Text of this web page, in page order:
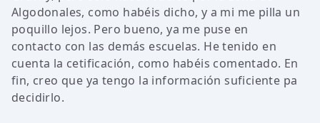
Algodonales, como habéis dicho, y a mi me pilla un
poquillo lejos. Pero bueno, ya me puse en
contacto con las demás escuelas. He tenido en
cuenta la cetificación, como habéis comentado. En
fin, creo que ya tengo la información suficiente pa
decidirlo.